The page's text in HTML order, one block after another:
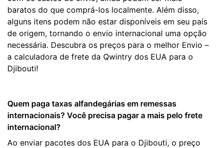
baratos do que comprá-los localmente. Além disso,
alguns itens podem não estar disponíveis em seu país
de origem, tornando o envio internacional uma opção
necessária. Descubra os preços para o melhor Envio –
a calculadora de frete da Qwintry dos EUA para o
Djibouti!
Quem paga taxas alfandegárias em remessas
internacionais? Você precisa pagar a mais pelo frete
internacional?
Ao enviar pacotes dos EUA para o Djibouti, o preço